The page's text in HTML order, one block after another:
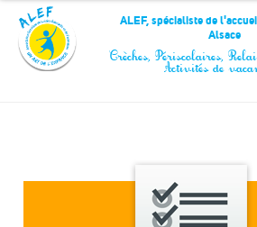
Panneau de gestion des cookies
ALEF, spécialiste de
Alsace
Crèches, Périscolaires,
Activités de